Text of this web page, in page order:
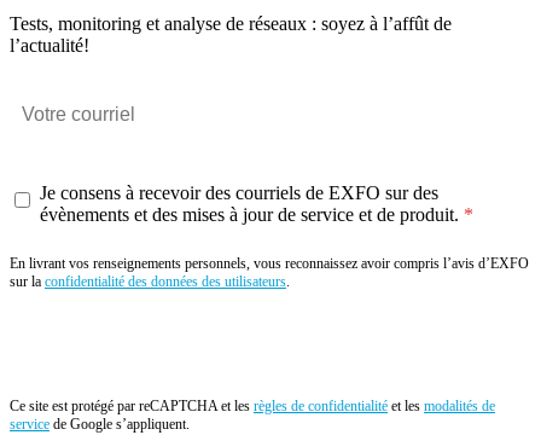
Tests, monitoring et analyse de réseaux : soyez à l’affût de
l’actualité!
Je consens à recevoir des courriels de EXFO sur des
évènements et des mises à jour de service et de produit.
En livrant vos renseignements personnels, vous reconnaissez avoir compris l’avis d’EXFO
sur la confidentialité des données des utilisateurs.
Ce site est protégé par reCAPTCHA et les règles de confidentialité et les modalités de
service de Google s’appliquent.